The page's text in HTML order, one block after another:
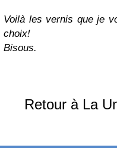
Voilà les vernis que je
choix!
Bisous.
Retour à La